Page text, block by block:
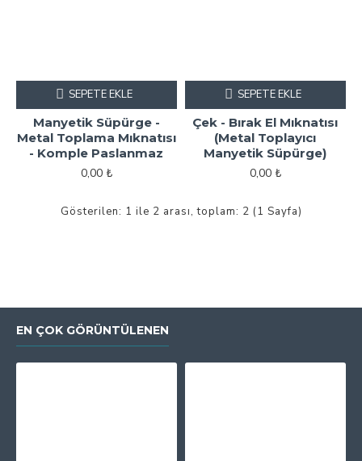
Manyetik Süpürge -
Metal Toplama Mıknatısı
- Komple Paslanmaz
0,00 ₺
SEPETE EKLE
Çek - Bırak El Mıknatısı
(Metal Toplayıcı
Manyetik Süpürge)
0,00 ₺
SEPETE EKLE
Gösterilen: 1 ile 2 arası, toplam: 2 (1 Sayfa)
EN ÇOK GÖRÜNTÜLENEN